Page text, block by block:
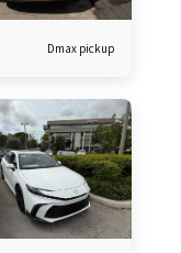
Dmax pickup